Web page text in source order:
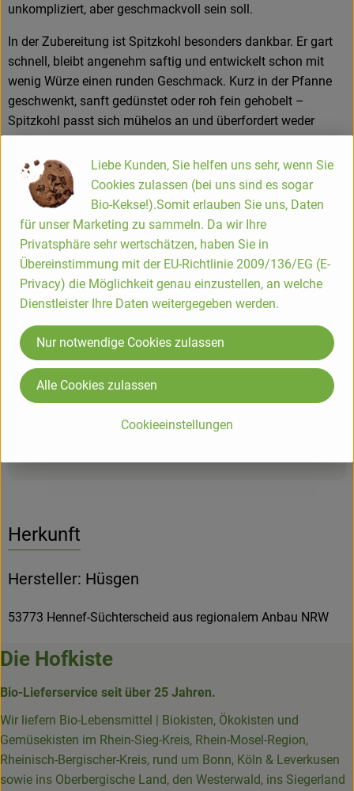
unkompliziert, aber geschmackvoll sein soll.
In der Zubereitung ist Spitzkohl besonders dankbar. Er gart
schnell, bleibt angenehm saftig und entwickelt schon mit
wenig Würze einen runden Geschmack. Kurz in der Pfanne
geschwenkt, sanft gedünstet oder roh fein gehobelt –
Spitzkohl passt sich mühelos an und überfordert weder
Gericht noch Kochplan.
Kleine Kochhilfe – passt besonders gut für:
– Kurz gebraten mit Zwiebeln oder Lauch
– Fein gehobelt als Rohkost- oder Wintersalat
– Gedünstet als leichte Beilage zu Kartoffeln oder Getreide
– Als Kohlfüllung für Pfannen, Aufläufe oder Wraps
Wissenswert:
Spitzkohl ist eine der bekömmlichsten Kohlsorten. Durch
seine zarte Blattstruktur enthält er weniger feste Zellwände
als klassische Kopfkohlsorten – das macht ihn leichter
verdaulich und besonders gut geeignet für die schnelle
Alltagsküche. Zudem verliert er beim Garen weniger Wasser,
wodurch Geschmack und Textur besser erhalten bleiben.
Herkunft
Hersteller: Hüsgen
53773 Hennef-Süchterscheid aus regionalem Anbau NRW
Die Hofkiste
Bio-Lieferservice seit über 25 Jahren.
Wir liefern Bio-Lebensmittel | Biokisten, Ökokisten und
Gemüsekisten im Rhein-Sieg-Kreis, Rhein-Mosel-Region,
Rheinisch-Bergischer-Kreis, rund um Bonn, Köln & Leverkusen
sowie ins Oberbergische Land, den Westerwald, ins Siegerland
Liebe Kunden, Sie helfen uns sehr, wenn Sie
Cookies zulassen (bei uns sind es sogar
Bio-Kekse!).Somit erlauben Sie uns, Daten
für unser Marketing zu sammeln. Da wir Ihre
Privatsphäre sehr wertschätzen, haben Sie in
Übereinstimmung mit der EU-Richtlinie 2009/136/EG (E-
Privacy) die Möglichkeit genau einzustellen, an welche
Dienstleister Ihre Daten weitergegeben werden.
Cookieeinstellungen
Nur notwendige Cookies zulassen
Alle Cookies zulassen